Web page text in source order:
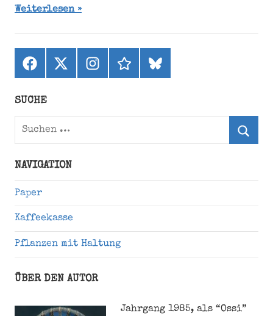
Weiterlesen
Facebook
X
(ehemals
Instagramthreadsbluesky
SUCHE
Suchen
NAVIGATION
Paper
Kaffeekasse
Pflanzen mit Haltung
ÜBER DEN AUTOR
Jahrgang 1985, als “Ossi”